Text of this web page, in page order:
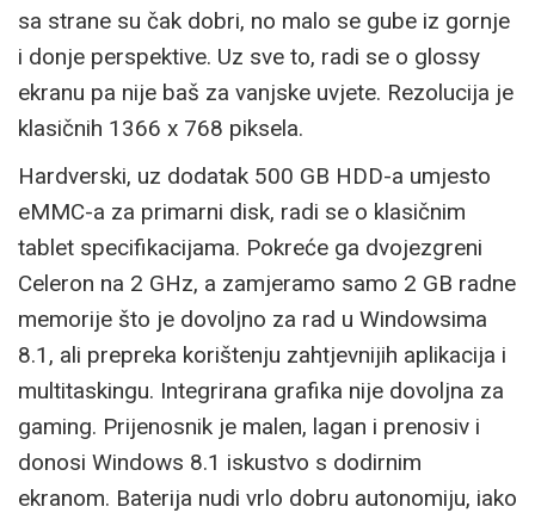
sa strane su čak dobri, no malo se gube iz gornje
i donje perspektive. Uz sve to, radi se o glossy
ekranu pa nije baš za vanjske uvjete. Rezolucija je
klasičnih 1366 x 768 piksela.
Hardverski, uz dodatak 500 GB HDD-a umjesto
eMMC-a za primarni disk, radi se o klasičnim
tablet specifikacijama. Pokreće ga dvojezgreni
Celeron na 2 GHz, a zamjeramo samo 2 GB radne
memorije što je dovoljno za rad u Windowsima
8.1, ali prepreka korištenju zahtjevnijih aplikacija i
multitaskingu. Integrirana grafika nije dovoljna za
gaming. Prijenosnik je malen, lagan i prenosiv i
donosi Windows 8.1 iskustvo s dodirnim
ekranom. Baterija nudi vrlo dobru autonomiju, iako